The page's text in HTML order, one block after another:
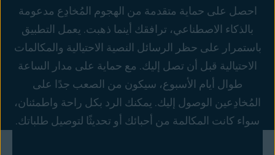
احصل على حماية متقدمة من الهجوم المُخادِع مدعومة
بالذكاء الاصطناعي، ترافقك أينما ذهبت. يعمل التطبيق
باستمرار على حظر الرسائل النصية الاحتيالية والمكالمات
الاحتيالية قبل أن تصل إليك. مع حماية على مدار الساعة
طوال أيام الأسبوع، سيكون من الصعب جدًا على
المُخادِعين الوصول إليك. يمكنك الرد بكل راحة واطمئنان،
سواء كانت المكالمة من أحبائك أو تحديثًا لتوصيل طلباتك.